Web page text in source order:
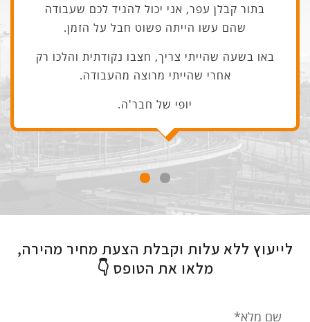
בתור קבלן עפר, אני יכול להגיד לכם שעבודה
שהם עשו הייתה פשוט חבל על הזמן.
באו בשעה שהייתי צריך, חצבו נקודתית והלכו רק
אחרי שהייתי מרוצה מהעבודה.
יופי של חבר'ה.
לייעוץ ללא עלות וקבלת הצעת מחיר מהירה,
מלאו את הטופס 👇